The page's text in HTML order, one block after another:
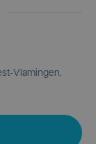
Vlamingen,